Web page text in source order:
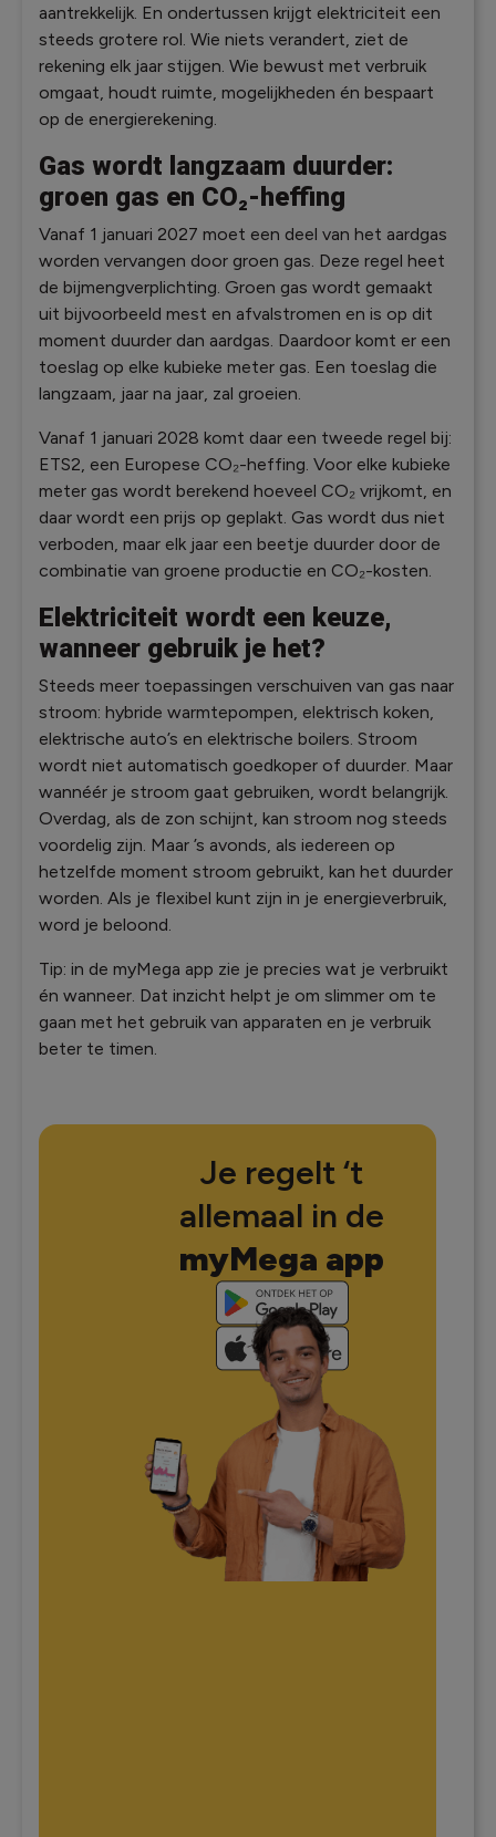
aantrekkelijk. En ondertussen krijgt elektriciteit een
steeds grotere rol. Wie niets verandert, ziet de
rekening elk jaar stijgen. Wie bewust met verbruik
omgaat, houdt ruimte, mogelijkheden én bespaart
op de energierekening.
Gas wordt langzaam duurder:
groen gas en CO₂-heffing
Vanaf 1 januari 2027 moet een deel van het aardgas
worden vervangen door groen gas. Deze regel heet
de bijmengverplichting. Groen gas wordt gemaakt
uit bijvoorbeeld mest en afvalstromen en is op dit
moment duurder dan aardgas. Daardoor komt er een
toeslag op elke kubieke meter gas. Een toeslag die
langzaam, jaar na jaar, zal groeien.
Vanaf 1 januari 2028 komt daar een tweede regel bij:
ETS2, een Europese CO₂-heffing. Voor elke kubieke
meter gas wordt berekend hoeveel CO₂ vrijkomt, en
daar wordt een prijs op geplakt. Gas wordt dus niet
verboden, maar elk jaar een beetje duurder door de
combinatie van groene productie en CO₂-kosten.
Elektriciteit wordt een keuze,
wanneer gebruik je het?
Steeds meer toepassingen verschuiven van gas naar
stroom: hybride warmtepompen, elektrisch koken,
elektrische auto’s en elektrische boilers. Stroom
wordt niet automatisch goedkoper of duurder. Maar
wannéér je stroom gaat gebruiken, wordt belangrijk.
Overdag, als de zon schijnt, kan stroom nog steeds
voordelig zijn. Maar ’s avonds, als iedereen op
hetzelfde moment stroom gebruikt, kan het duurder
worden. Als je flexibel kunt zijn in je energieverbruik,
word je beloond.
Tip: in de myMega app zie je precies wat je verbruikt
én wanneer. Dat inzicht helpt je om slimmer om te
gaan met het gebruik van apparaten en je verbruik
beter te timen.
Je regelt ‘t
allemaal in de
myMega app